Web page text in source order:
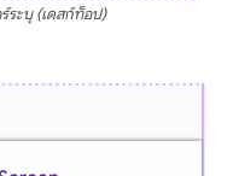
ระบุ (เดสก์ท็อป)